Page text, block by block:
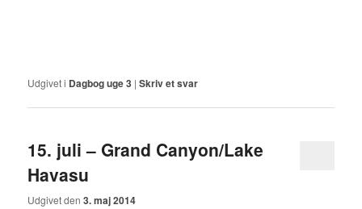
Udgivet i Dagbog uge 3 |Skriv et svar
15. juli – Grand Canyon/Lake
Havasu
Udgivet den3. maj 2014